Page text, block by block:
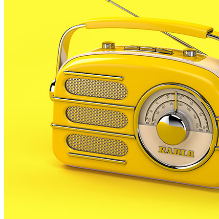
municipi i el motiu de la seva presència. Es tracta
d’una iniciativa de ciència ciutadana impulsada des
del Consell Superior d’Investigacions Científiques
(CSIC) i el Centre de Recerca Ecològica i Aplicacions
Forestals (CREAF), i que s’ha dividit en dues fases. La
primera s’ha dedicat a recollir i analitzar els insectes,
mentre que la segona, que ja fa uns dies que s’ha
iniciat, inclou directament la participació de la
En aquest segon punt del projecte s’està promovent
l’ús d’una aplicació per a telèfons intel·ligents i
tauletes anomenada “APP Mosquito Alert”, una app
amb diverses funcionalitats. D’una banda, es poden
enviar fotos de mosquits per notificar la seva